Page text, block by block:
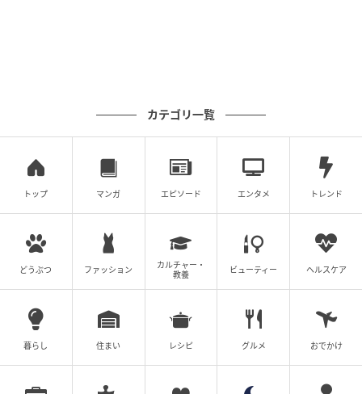
ました。人気が高い商品だけに、勢いで決めず確認し
一方で、公式側が具体的なチェックポイントを示した
ことについては、「どこを見ればいいのか分かるだけ
でも助かる」「確認の目安があると立ち止まりやす
い」と受け止める声もありました。
購入前に立ち止まる意味
今回の注意喚起が示したのは、人気商品ほど「欲しい
気持ち」と「確認の必要性」が同時に大きくなるとい
うことです。価格や写真の印象だけで判断すると、後
カテゴリ一覧
トップ マンガ エピソード エンタメ トレンド
どうぶつ ファッション
カルチャー・
教養
ビューティー ヘルスケア
暮らし 住まい レシピ グルメ おでかけ